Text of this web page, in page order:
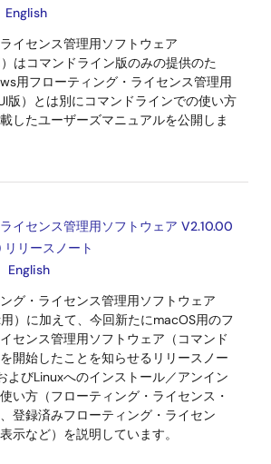
English
イセンス管理用ソフトウェア
）はコマンドライン版のみの提供のた
用フローティング・ライセンス管理用
版）とは別にコマンドラインでの使い方
したユーザーズマニュアルを公開しま
イセンス管理用ソフトウェア V2.10.00
リースノート
English
グ・ライセンス管理用ソフトウェア
）に加えて、今回新たにmacOS用のフ
センス管理用ソフトウェア（コマンド
開始したことを知らせるリリースノー
よびLinuxへのインストール／アンイン
い方（フローティング・ライセンス・
登録済みフローティング・ライセン
示など）を説明しています。